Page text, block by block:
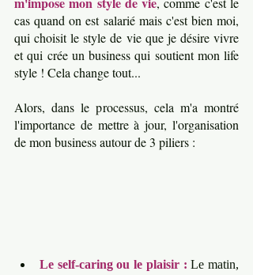
cas quand on est salarié mais c'est bien moi,
qui choisit le style de vie que je désire vivre
et qui crée un business qui soutient mon life
style ! Cela change tout...
Alors, dans le processus, cela m'a montré
l'importance de mettre à jour, l'organisation
de mon business autour de 3 piliers :
Le self-caring ou le plaisir : Le matin,